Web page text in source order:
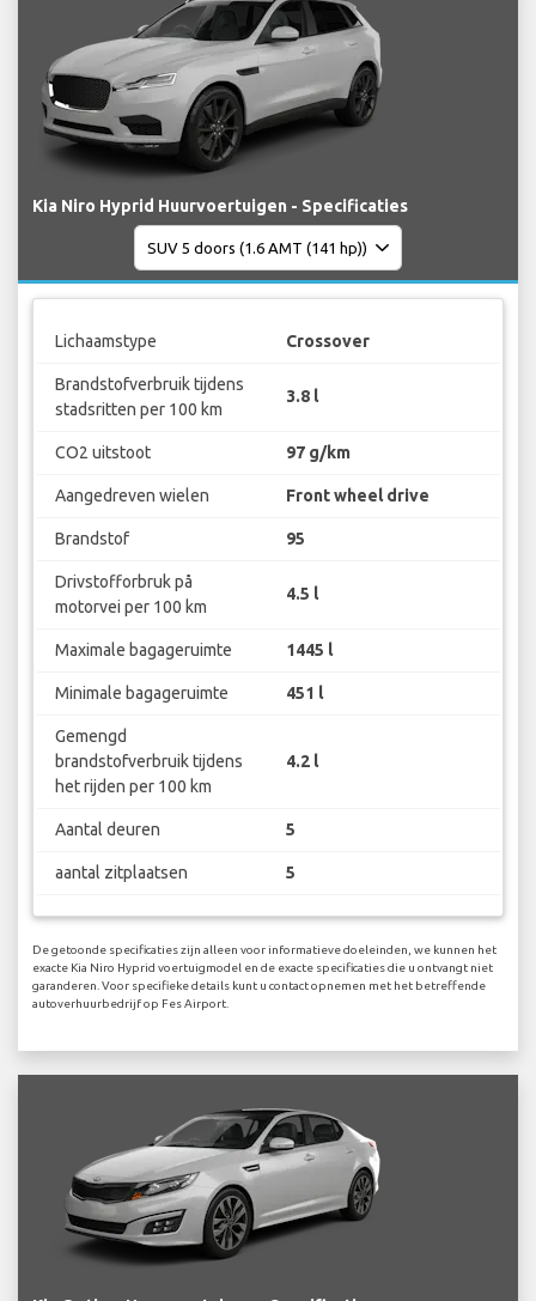
Kia Niro Hyprid Huurvoertuigen - Specificaties
Lichaamstype Crossover
Brandstofverbruik tijdens
stadsritten per 100 km
3.8 l
CO2 uitstoot 97 g/km
Aangedreven wielen Front wheel drive
Brandstof 95
Drivstofforbruk på
motorvei per 100 km
4.5 l
Maximale bagageruimte 1445 l
Minimale bagageruimte 451 l
Gemengd
brandstofverbruik tijdens
het rijden per 100 km
4.2 l
Aantal deuren 5
aantal zitplaatsen 5
De getoonde specificaties zijn alleen voor informatieve doeleinden, we kunnen het
exacte Kia Niro Hyprid voertuigmodel en de exacte specificaties die u ontvangt niet
garanderen. Voor specifieke details kunt u contact opnemen met het betreffende
autoverhuurbedrijf op Fes Airport.